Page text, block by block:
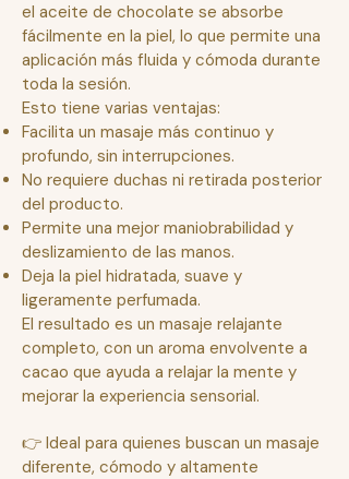
el aceite de chocolate se absorbe
fácilmente en la piel, lo que permite una
aplicación más fluida y cómoda durante
toda la sesión.
Esto tiene varias ventajas:
Facilita un masaje más continuo y
profundo, sin interrupciones.
No requiere duchas ni retirada posterior
del producto.
Permite una mejor maniobrabilidad y
deslizamiento de las manos.
Deja la piel hidratada, suave y
ligeramente perfumada.
El resultado es un masaje relajante
completo, con un aroma envolvente a
cacao que ayuda a relajar la mente y
mejorar la experiencia sensorial.
👉 Ideal para quienes buscan un masaje
diferente, cómodo y altamente